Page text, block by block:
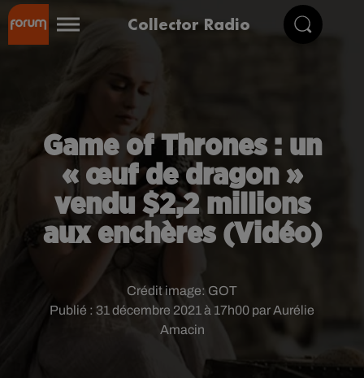
Collector Radio
Game of Thrones : un
« œuf de dragon »
vendu $2,2 millions
aux enchères (Vidéo)
Publié : 31 décembre 2021 à 17h00 par Aurélie
Amacin
Crédit image: GOT